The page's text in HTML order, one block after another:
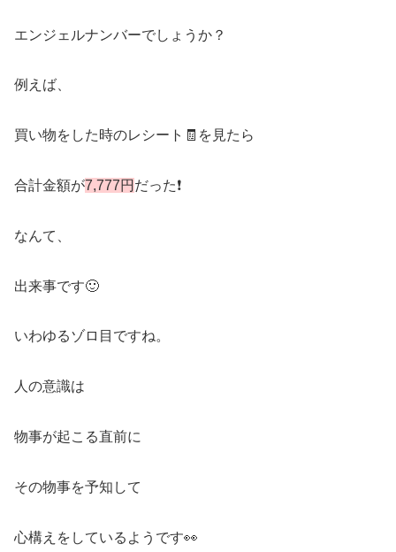
エンジェルナンバーでしょうか？
例えば、
買い物をした時のレシート🧾を見たら
合計金額が7,777円 だった❗️
なんて、
出来事です🙂
いわゆるゾロ目ですね。
人の意識は
物事が起こる直前に
その物事を予知して
心構えをしているようです👀